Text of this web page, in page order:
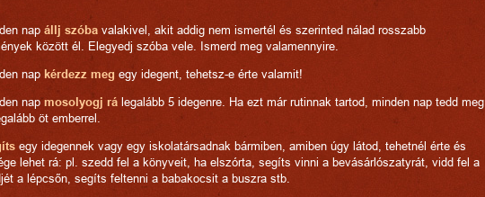
nap állj szóba valakivel, akit addig nem ismertél és szerinted nálad rosszabb
között él. Elegyedj szóba vele. Ismerd meg valamennyire.
nap kérdezz meg egy idegent, tehetsz-e érte valamit!
napmosolyogj rá legalább 5 idegenre. Ha ezt már rutinnak tartod, minden nap tedd meg
öt emberrel.
egy idegennek vagy egy iskolatársadnak bármiben, amiben úgy látod, tehetnél érte és
lehet rá: pl. szedd fel a könyveit, ha elszórta, segíts vinni a bevásárlószatyrát, vidd fel a
a lépcsőn, segíts feltenni a babakocsit a buszra stb.